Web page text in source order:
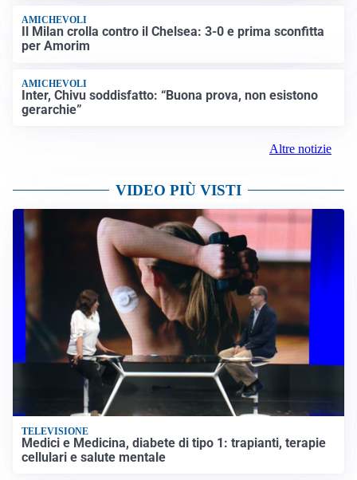
AMICHEVOLI
Il Milan crolla contro il Chelsea: 3-0 e prima sconfitta
per Amorim
AMICHEVOLI
Inter, Chivu soddisfatto: “Buona prova, non esistono
gerarchie”
Altre notizie
VIDEO PIÙ VISTI
TELEVISIONE
Medici e Medicina, diabete di tipo 1: trapianti, terapie
cellulari e salute mentale